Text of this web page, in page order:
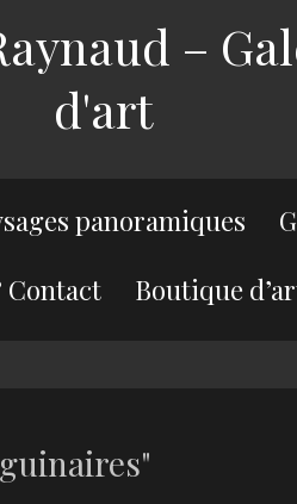
–
d'art
panoramiques
Contact
Boutique